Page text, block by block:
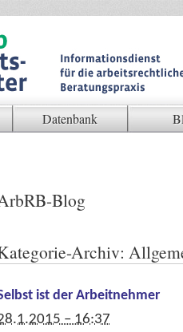
Datenbank
Blog
Archiv:
ist der Arbeitnehmer
– 16:37